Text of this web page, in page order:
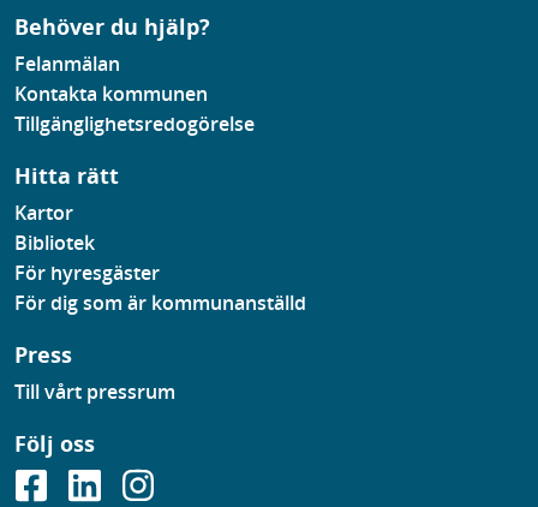
Behöver du hjälp?
Felanmälan
Kontakta kommunen
Tillgänglighetsredogörelse
Hitta rätt
Kartor
Bibliotek
För hyresgäster
För dig som är kommunanställd
Press
Till vårt pressrum
Följ oss